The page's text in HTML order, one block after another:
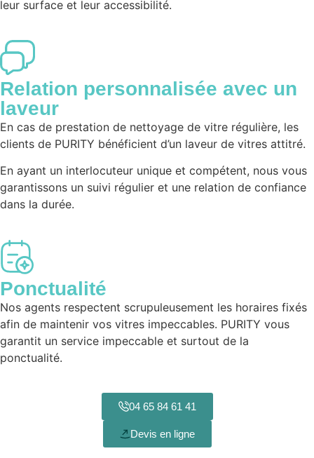
leur surface et leur accessibilité.
Relation personnalisée avec un
laveur
En cas de prestation de nettoyage de vitre régulière, les
clients de PURITY bénéficient d’un laveur de vitres attitré.
En ayant un interlocuteur unique et compétent, nous vous
garantissons un suivi régulier et une relation de confiance
dans la durée.
Ponctualité
Nos agents respectent scrupuleusement les horaires fixés
afin de maintenir vos vitres impeccables. PURITY vous
garantit un service impeccable et surtout de la
ponctualité.
04 65 84 61 41
Devis en ligne